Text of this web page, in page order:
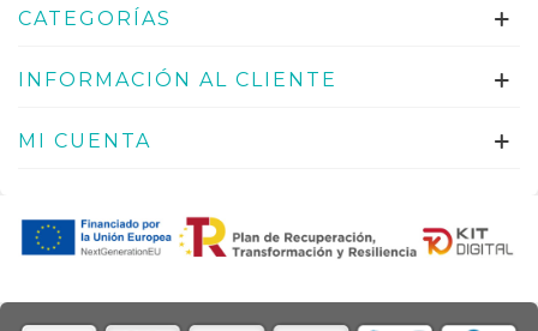
CATEGORÍAS
INFORMACIÓN AL CLIENTE
MI CUENTA